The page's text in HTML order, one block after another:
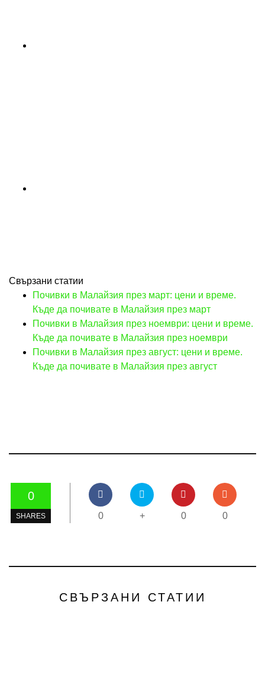
Свързани статии
Почивки в Малайзия през март: цени и време.
Къде да почивате в Малайзия през март
Почивки в Малайзия през ноември: цени и време.
Къде да почивате в Малайзия през ноември
Почивки в Малайзия през август: цени и време.
Къде да почивате в Малайзия през август
0
SHARES 0 + 0 0
СВЪРЗАНИ СТАТИИ